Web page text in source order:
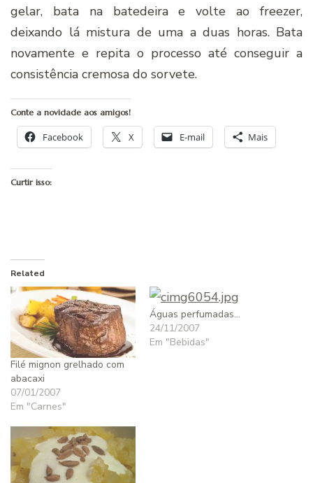
gelar, bata na batedeira e volte ao freezer,
deixando lá mistura de uma a duas horas. Bata
novamente e repita o processo até conseguir a
consistência cremosa do sorvete.
Conte a novidade aos amigos!
Facebook X E-mail Mais
Curtir isso:
Related
Filé mignon grelhado com
abacaxi
07/01/2007
Em "Carnes"
Águas perfumadas…
24/11/2007
Em "Bebidas"